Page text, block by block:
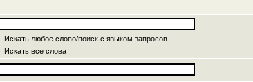
Искать любое слово/поиск с языком запросов
Искать все слова